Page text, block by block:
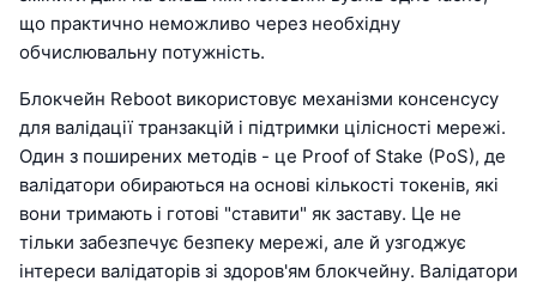
що практично неможливо через необхідну
обчислювальну потужність.
Блокчейн Reboot використовує механізми консенсусу
для валідації транзакцій і підтримки цілісності мережі.
Один з поширених методів - це Proof of Stake (PoS), де
валідатори обираються на основі кількості токенів, які
вони тримають і готові "ставити" як заставу. Це не
тільки забезпечує безпеку мережі, але й узгоджує
інтереси валідаторів зі здоров'ям блокчейну. Валідатори